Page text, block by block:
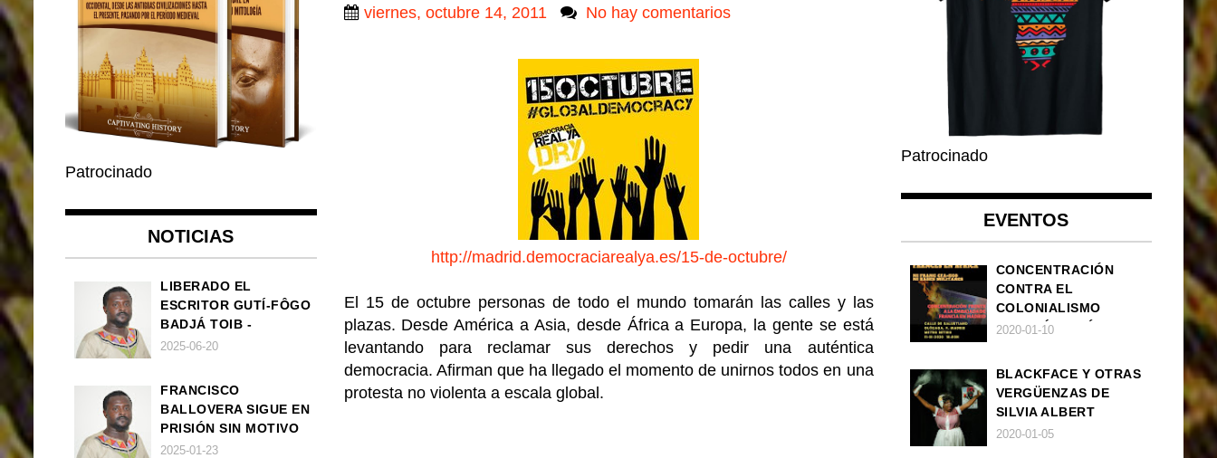
viernes, octubre 14, 2011 No hay comentarios
http://madrid.democraciarealya.es/15-de-octubre/
El 15 de octubre personas de todo el mundo tomarán las calles y las
plazas. Desde América a Asia, desde África a Europa, la gente se está
levantando para reclamar sus derechos y pedir una auténtica
democracia. Afirman que ha llegado el momento de unirnos todos en una
protesta no violenta a escala global.
Patrocinado
NOTICIAS
LIBERADO EL
ESCRITOR GUTÍ-FÔGO
BADJÁ TOIB -
FRANCISCO
2025-06-20
FRANCISCO
BALLOVERA SIGUE EN
PRISIÓN SIN MOTIVO
ALGUNO
2025-01-23
Patrocinado
EVENTOS
CONCENTRACIÓN
CONTRA EL
COLONIALISMO
FRANCÉS EN ÁFRICA
2020-01-10
BLACKFACE Y OTRAS
VERGÜENZAS DE
SILVIA ALBERT
SOPALE EN MADRID
2020-01-05